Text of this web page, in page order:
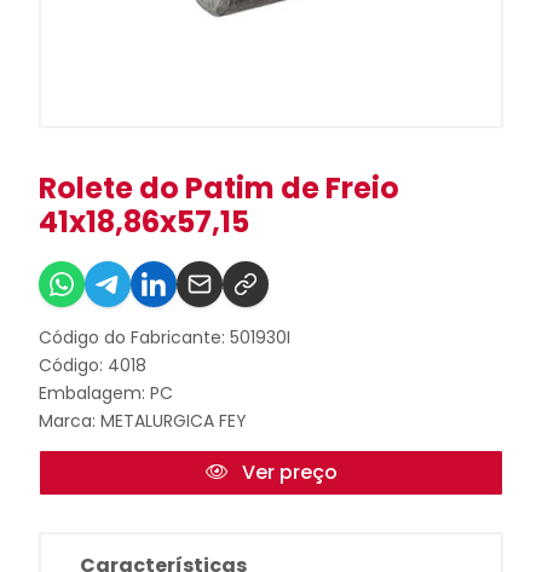
Rolete do Patim de Freio
41x18,86x57,15
Código do Fabricante: 501930I
Código: 4018
Embalagem: PC
Marca: METALURGICA FEY
Ver preço
Características